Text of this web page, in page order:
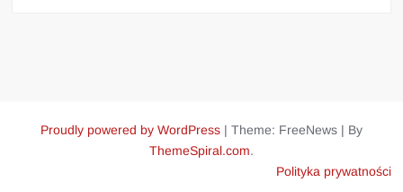
Proudly powered by WordPress | Theme: FreeNews | By
ThemeSpiral.com.
Polityka prywatności